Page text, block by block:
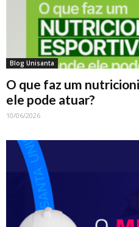
Blog Unisanta
O que faz um
ele pode atuar?
10/06/2026